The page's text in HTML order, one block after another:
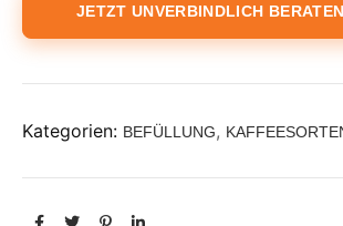
JETZT UNVERBINDLICH
Kategorien: BEFÜLLUNG,